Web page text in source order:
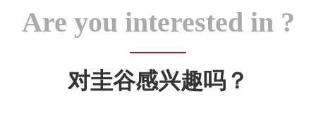
Are you interested in ?
对圭谷感兴趣吗？